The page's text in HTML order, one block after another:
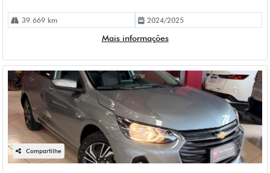
39.669 km 2024/2025
Mais informações
Compartilhe